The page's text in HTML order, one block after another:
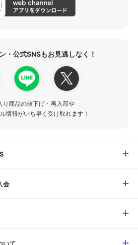
・公式SNSもお見逃しなく！
り商品の値下げ・再入荷や
情報がいち早く受け取れます！
会